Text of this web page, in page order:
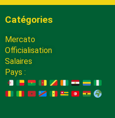
Catégories
Mercato
Officialisation
Salaires
Pays :